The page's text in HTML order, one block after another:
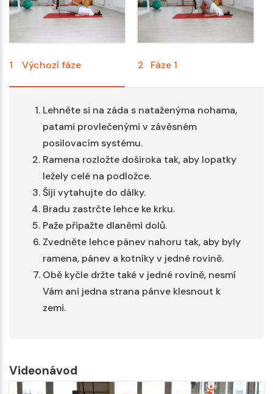
1 Výchozí fáze 2 Fáze 1
Lehněte si na záda s nataženýma nohama,
patami provlečenými v závěsném
posilovacím systému.
Ramena rozložte doširoka tak, aby lopatky
ležely celé na podložce.
Šíji vytahujte do dálky.
Bradu zastrčte lehce ke krku.
Paže připažte dlaněmi dolů.
Zvedněte lehce pánev nahoru tak, aby byly
ramena, pánev a kotníky v jedné rovině.
Obě kyčle držte také v jedné rovině, nesmí
Vám ani jedna strana pánve klesnout k
zemi.
Videonávod